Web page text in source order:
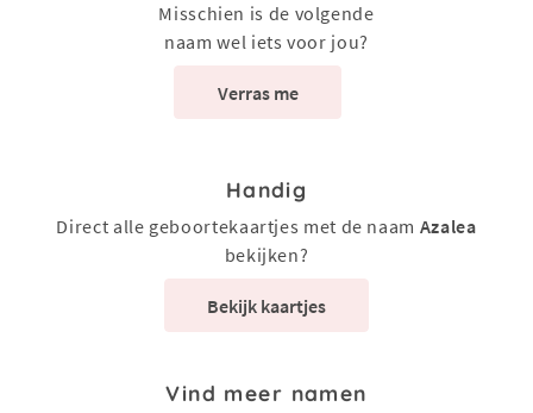
Misschien is de volgende
naam wel iets voor jou?
Verras me
Handig
Direct alle geboortekaartjes met de naam Azalea
bekijken?
Bekijk kaartjes
Vind meer namen